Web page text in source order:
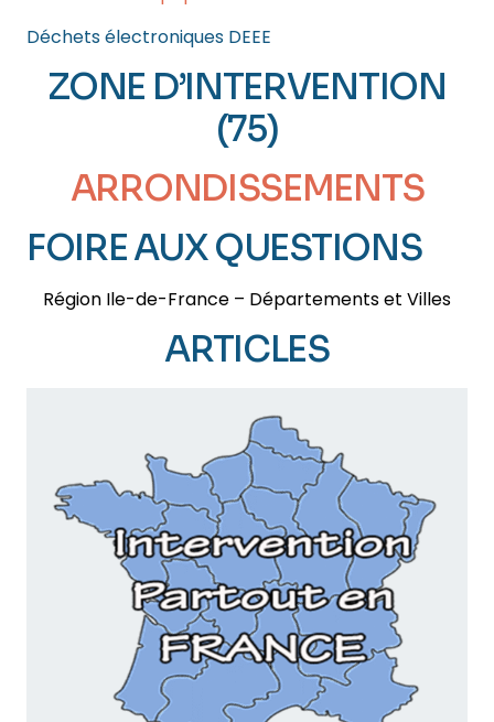
Déchets électroniques DEEE
ZONE D’INTERVENTION
(75)
ARRONDISSEMENTS
FOIRE AUX QUESTIONS
Région Ile-de-France – Départements et Villes
ARTICLES